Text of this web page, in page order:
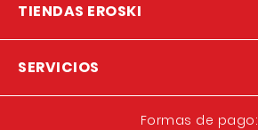
TIENDAS EROSKI
SERVICIOS
Formas de pago: